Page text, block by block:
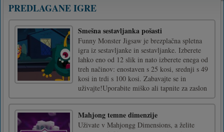
PREDLAGANE IGRE
Smešna sestavljanka pošasti
Funny Monster Jigsaw je brezplačna spletna
igra iz sestavljanke in sestavljanke. Izberete
lahko eno od 12 slik in nato izberete enega od
treh načinov: enostaven s 25 kosi, srednji s 49
kosi in trdi s 100 kosi. Zabavajte se in
uživajte!Uporabite miško ali tapnite za zaslon
Mahjong temne dimenzije
Uživate v Mahjongg Dimensions, a želite